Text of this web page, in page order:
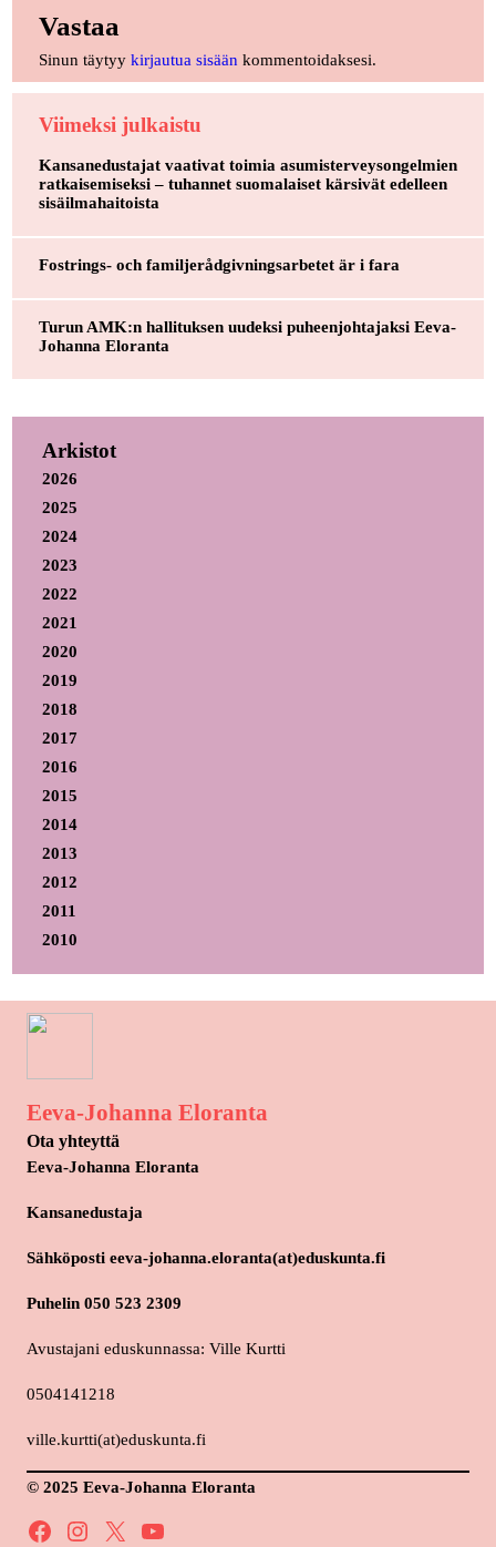
Vastaa
Sinun täytyy kirjautua sisään kommentoidaksesi.
Viimeksi julkaistu
Kansanedustajat vaativat toimia asumisterveysongelmien
ratkaisemiseksi – tuhannet suomalaiset kärsivät edelleen
sisäilmahaitoista
Fostrings- och familjerådgivningsarbetet är i fara
Turun AMK:n hallituksen uudeksi puheenjohtajaksi Eeva-
Johanna Eloranta
Arkistot
2026
2025
2024
2023
2022
2021
2020
2019
2018
2017
2016
2015
2014
2013
2012
2011
2010
Eeva-Johanna Eloranta
Ota yhteyttä
Eeva-Johanna Eloranta
Kansanedustaja
Sähköposti eeva-johanna.eloranta(at)eduskunta.fi
Puhelin 050 523 2309
Avustajani eduskunnassa: Ville Kurtti
0504141218
ville.kurtti(at)eduskunta.fi
© 2025 Eeva-Johanna Eloranta
Facebook Instagram X YouTube